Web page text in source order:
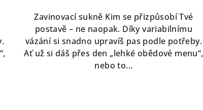
Zavinovací sukně Kim se přizpůsobí Tvé
postavě – ne naopak. Díky variabilnímu
vázání si snadno upravíš pas podle potřeby.
Ať už si dáš přes den „lehké obědové menu“,
nebo to...